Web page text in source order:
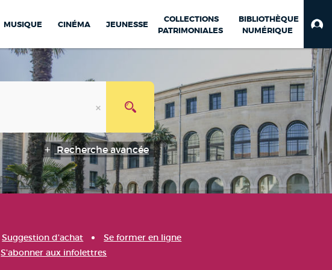
MUSIQUE CINÉMA JEUNESSE
COLLECTIONS
PATRIMONIALES
BIBLIOTHÈQUE
NUMÉRIQUE
Recherche avancée
Suggestion d'achat
Se former en ligne
S'abonner aux infolettres